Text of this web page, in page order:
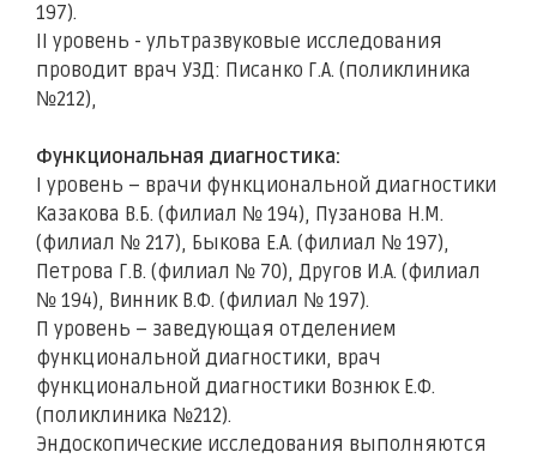
197).
II уровень - ультразвуковые исследования
проводит врач УЗД: Писанко Г.А. (поликлиника
№212),
Функциональная диагностика:
I уровень – врачи функциональной диагностики
Казакова В.Б. (филиал № 194), Пузанова Н.М.
(филиал № 217), Быкова Е.А. (филиал № 197),
Петрова Г.В. (филиал № 70), Другов И.А. (филиал
№ 194), Винник В.Ф. (филиал № 197).
П уровень – заведующая отделением
функциональной диагностики, врач
функциональной диагностики Вознюк Е.Ф.
(поликлиника №212).
Эндоскопические исследования выполняются